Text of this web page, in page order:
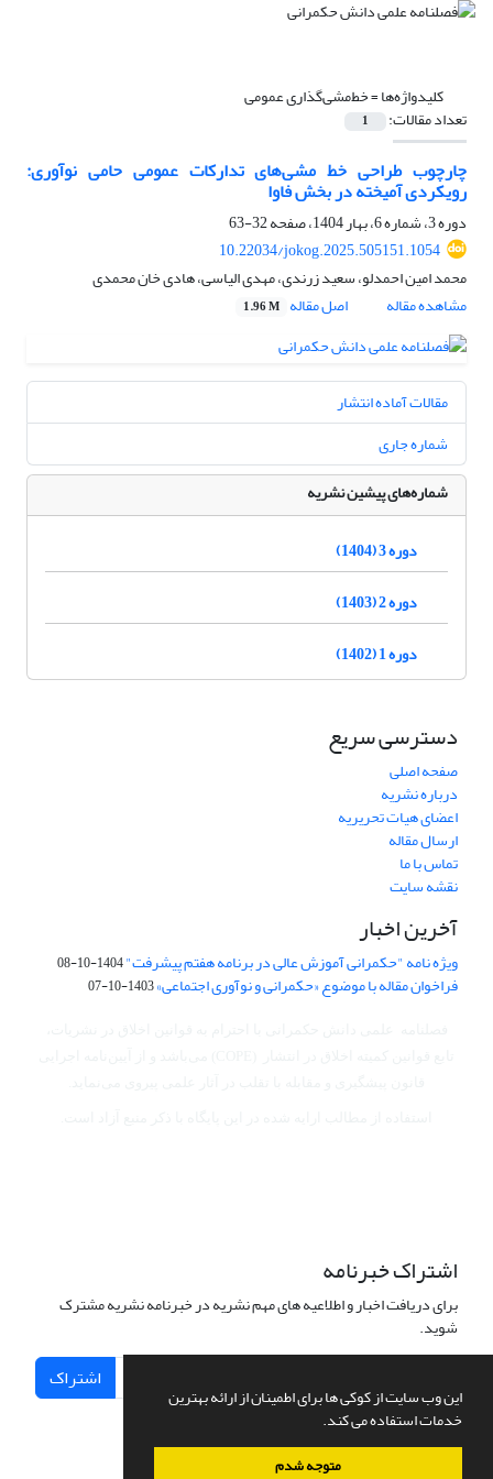
این وب سایت از کوکی ها برای اطمینان از ارائه بهترین
خدمات استفاده می کند.
متوجه شدم
کلیدواژه‌ها =خط‌مشی‌گذاری عمومی
تعداد مقالات: 1
چارچوب طراحی خط مشی‌‌های تدارکات عمومی حامی نوآوری:
رویکردی آمیخته در بخش فاوا
دوره 3، شماره 6، بهار 1404، صفحه
32-63
10.22034/jokog.2025.505151.1054
محمد امین احمدلو، سعید زرندی، مهدی الیاسی، هادی خان محمدی
مشاهده مقاله
اصل مقاله 1.96 M
مقالات آماده انتشار
شماره جاری
شماره‌های پیشین نشریه
دوره 3 (1404)
دوره 2 (1403)
دوره 1 (1402)
دسترسی سریع
صفحه اصلی
درباره نشریه
اعضای هیات تحریریه
ارسال مقاله
تماس با ما
نقشه سایت
آخرین اخبار
ویژه نامه "حکمرانی آموزش عالی در برنامه هفتم پیشرفت"1404-10-08
فراخوان مقاله با موضوع «حکمرانی و نوآوری اجتماعی»1403-10-07
اشتراک خبرنامه
برای دریافت اخبار و اطلاعیه های مهم نشریه در خبرنامه نشریه مشترک
شوید.
اشتراک